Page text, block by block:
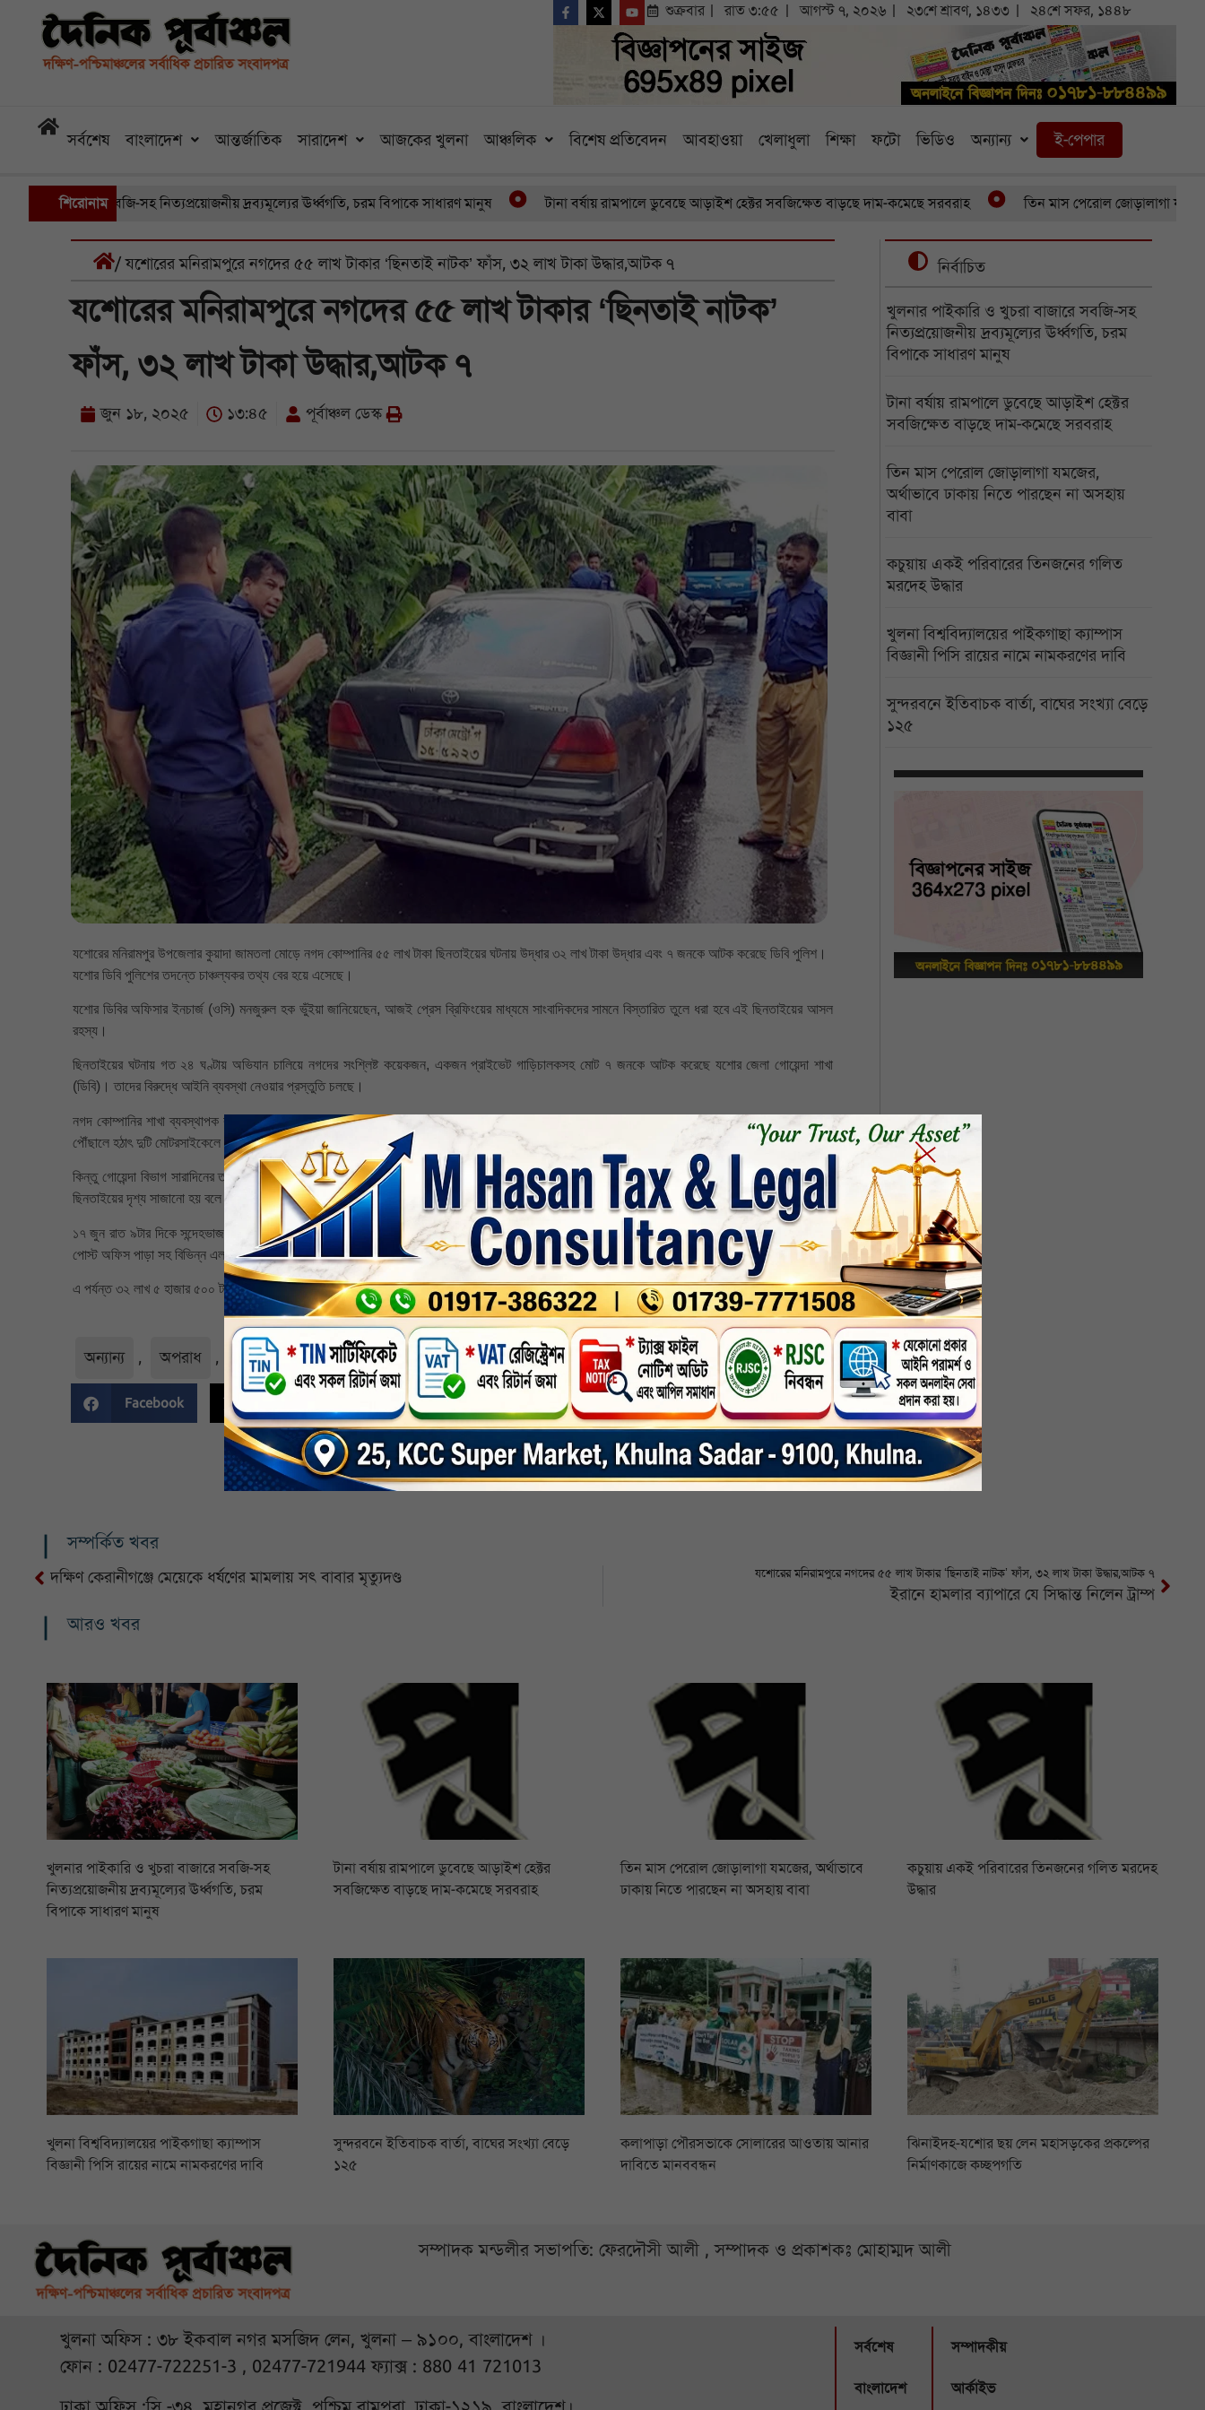
শুক্রবার রাত ৩:৫৫ আগস্ট ৭, ২০২৬ ২৩শে শ্রাবণ, ১৪৩৩ ২৪শে সফর, ১৪৪৮
সর্বশেষ বাংলাদেশ আন্তর্জাতিক সারাদেশ আজকের খুলনা আঞ্চলিক বিশেষ প্রতিবেদন আবহাওয়া খেলাধুলা শিক্ষা ফটো ভিডিও অন্যান্য ই-পেপার
শিরোনাম
বাজারে সবজি-সহ নিত্যপ্রয়োজনীয় দ্রব্যমূল্যের ঊর্ধ্বগতি, চরম বিপাকে সাধারণ মানুষ টানা বর্ষায় রামপালে ডুবেছে আড়াইশ হেক্টর সবজিক্ষেত বাড়ছে দাম-কমেছে সরবরাহ তিন মাস পেরোল জোড়ালাগা যমজের,
/ যশোরের মনিরামপুরে নগদের ৫৫ লাখ টাকার ‘ছিনতাই নাটক’ ফাঁস, ৩২ লাখ টাকা উদ্ধার,আটক ৭
যশোরের মনিরামপুরে নগদের ৫৫ লাখ টাকার ‘ছিনতাই নাটক’
ফাঁস, ৩২ লাখ টাকা উদ্ধার,আটক ৭
জুন ১৮, ২০২৫ ১৩:৪৫ পূর্বাঞ্চল ডেস্ক
যশোরের মনিরামপুর উপজেলার কুয়াদা জামতলা মোড়ে নগদ কোম্পানির ৫৫ লাখ টাকা ছিনতাইয়ের ঘটনায় উদ্ধার ৩২ লাখ টাকা উদ্ধার এবং ৭ জনকে আটক করেছে ডিবি পুলিশ।
যশোর ডিবি পুলিশের তদন্তে চাঞ্চল্যকর তথ্য বের হয়ে এসেছে।
যশোর ডিবির অফিসার ইনচার্জ (ওসি) মনজুরুল হক ভুঁইয়া জানিয়েছেন, আজই প্রেস ব্রিফিংয়ের মাধ্যমে সাংবাদিকদের সামনে বিস্তারিত তুলে ধরা হবে এই ছিনতাইয়ের আসল
রহস্য।
ছিনতাইয়ের ঘটনায় গত ২৪ ঘণ্টায় অভিযান চালিয়ে নগদের সংশ্লিষ্ট কয়েকজন, একজন প্রাইভেট গাড়িচালকসহ মোট ৭ জনকে আটক করেছে যশোর জেলা গোয়েন্দা শাখা
(ডিবি)। তাদের বিরুদ্ধে আইনি ব্যবস্থা নেওয়ার প্রস্তুতি চলছে।
নগদ কোম্পানির শাখা ব্যবস্থাপক রবিউল ইসলাম জানান, ১৭ জুন সকাল ৯টা ৩০ মিনিটে তার ব্যবহৃত প্রাইভেটকার (নম্বর- ঢাকা-মেট্টো-গ-১৫৫৯২৩) কুয়াদা জামতলা মোড়ে
পৌঁছালে হঠাৎ দুটি মোটরসাইকেলে আসা চারজন দুর্বৃত্ত গাড়িটির গতিরোধ করে এবং ৫৫ লাখ টাকা ছিনিয়ে নেয়।
কিন্তু গোয়েন্দা বিভাগ সারাদিনের তদন্তে ভিন্ন তথ্য সংগ্রহ করে। প্রাথমিকভাবে ধারণা করা হচ্ছে, এটি পরিকল্পিত একটি নাটক ছিল। পরিচিত কয়েকজনকে হেলমেট পরিয়ে
ছিনতাইয়ের দৃশ্য সাজানো হয় বলে সন্দেহ করছে পুলিশ।
১৭ জুন রাত ৯টার দিকে সন্দেহভাজন চারজনকে ডিবি হেফাজতে নেয়। এরপর ঘটনাটির গভীরে তদন্ত শুরু করে তারা। ১৮ জুন সকাল ১১টা পর্যন্ত মণিরামপুর ও যশোর শহরের
পোস্ট অফিস পাড়া সহ বিভিন্ন এলাকায় অভিযান চালিয়ে মোট ৭ জনকে আটক করা হয়।
এ পর্যন্ত ৩২ লাখ ৫ হাজার ৫০০ টাকা উদ্ধার করা হয়েছে বলে নিশ্চিত করেছেন যশোর ডিবির অফিসার ইনচার্জ (ওসি) মনজুরুল হক ভুঁইয়া।
অন্যান্য , অপরাধ , আঞ্চলিক নির্বাচিত , যশোর জেলা , সর্বশেষ সর্বশেষ-সংবাদ
Facebook Linkedin Whatsapp Print
নির্বাচিত
খুলনার পাইকারি ও খুচরা বাজারে সবজি-সহ
নিত্যপ্রয়োজনীয় দ্রব্যমূল্যের ঊর্ধ্বগতি, চরম
বিপাকে সাধারণ মানুষ
টানা বর্ষায় রামপালে ডুবেছে আড়াইশ হেক্টর
সবজিক্ষেত বাড়ছে দাম-কমেছে সরবরাহ
তিন মাস পেরোল জোড়ালাগা যমজের,
অর্থাভাবে ঢাকায় নিতে পারছেন না অসহায়
বাবা
কচুয়ায় একই পরিবারের তিনজনের গলিত
মরদেহ উদ্ধার
খুলনা বিশ্ববিদ্যালয়ের পাইকগাছা ক্যাম্পাস
বিজ্ঞানী পিসি রায়ের নামে নামকরণের দাবি
সুন্দরবনে ইতিবাচক বার্তা, বাঘের সংখ্যা বেড়ে
১২৫
সম্পর্কিত খবর
দক্ষিণ কেরানীগঞ্জে মেয়েকে ধর্ষণের মামলায় সৎ বাবার মৃত্যুদণ্ড যশোরের মনিরামপুরে নগদের ৫৫ লাখ টাকার ‘ছিনতাই নাটক’ ফাঁস, ৩২ লাখ টাকা উদ্ধার,আটক ৭
ইরানে হামলার ব্যাপারে যে সিদ্ধান্ত নিলেন ট্রাম্প
আরও খবর
খুলনার পাইকারি ও খুচরা বাজারে সবজি-সহ
নিত্যপ্রয়োজনীয় দ্রব্যমূল্যের ঊর্ধ্বগতি, চরম
বিপাকে সাধারণ মানুষ
টানা বর্ষায় রামপালে ডুবেছে আড়াইশ হেক্টর
সবজিক্ষেত বাড়ছে দাম-কমেছে সরবরাহ
তিন মাস পেরোল জোড়ালাগা যমজের, অর্থাভাবে
ঢাকায় নিতে পারছেন না অসহায় বাবা
কচুয়ায় একই পরিবারের তিনজনের গলিত মরদেহ
উদ্ধার
খুলনা বিশ্ববিদ্যালয়ের পাইকগাছা ক্যাম্পাস
বিজ্ঞানী পিসি রায়ের নামে নামকরণের দাবি
সুন্দরবনে ইতিবাচক বার্তা, বাঘের সংখ্যা বেড়ে
১২৫
কলাপাড়া পৌরসভাকে সোলারের আওতায় আনার
দাবিতে মানববন্ধন
ঝিনাইদহ-যশোর ছয় লেন মহাসড়কের প্রকল্পের
নির্মাণকাজে কচ্ছপগতি
সম্পাদক মন্ডলীর সভাপতি: ফেরদৌসী আলী , সম্পাদক ও প্রকাশকঃ মোহাম্মদ আলী
খুলনা অফিস : ৩৮ ইকবাল নগর মসজিদ লেন, খুলনা – ৯১০০, বাংলাদেশ ।
ফোন : 02477-722251-3 , 02477-721944 ফ্যাক্স : 880 41 721013
সর্বশেষ
বাংলাদেশ
সম্পাদকীয়
আর্কাইভ